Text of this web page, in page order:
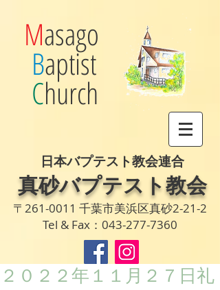
Masago
Baptist
Church
日本バプテスト教会連合
真砂バプテスト教会
〒261-0011 千葉市美浜区真砂2-21-2
Tel & Fax：043-277-7360
２０２２年１１月２７日礼